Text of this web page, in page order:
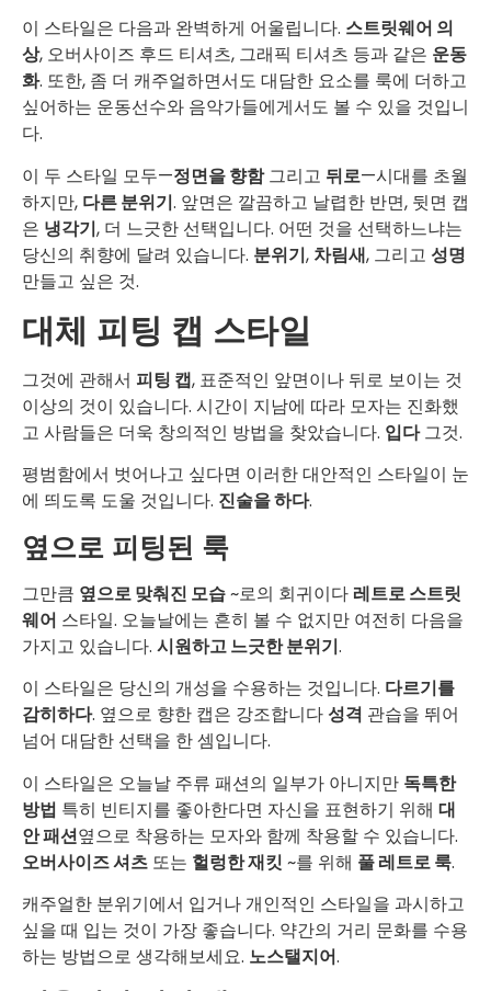
이 스타일은 다음과 완벽하게 어울립니다. 스트릿웨어 의
상, 오버사이즈 후드 티셔츠, 그래픽 티셔츠 등과 같은 운동
화. 또한, 좀 더 캐주얼하면서도 대담한 요소를 룩에 더하고
싶어하는 운동선수와 음악가들에게서도 볼 수 있을 것입니
다.
이 두 스타일 모두—정면을 향함그리고 뒤로—시대를 초월
하지만, 다른 분위기. 앞면은 깔끔하고 날렵한 반면, 뒷면 캡
은 냉각기, 더 느긋한 선택입니다. 어떤 것을 선택하느냐는
당신의 취향에 달려 있습니다. 분위기, 차림새, 그리고 성명
만들고 싶은 것.
대체 피팅 캡 스타일
그것에 관해서 피팅 캡, 표준적인 앞면이나 뒤로 보이는 것
이상의 것이 있습니다. 시간이 지남에 따라 모자는 진화했
고 사람들은 더욱 창의적인 방법을 찾았습니다. 입다그것.
평범함에서 벗어나고 싶다면 이러한 대안적인 스타일이 눈
에 띄도록 도울 것입니다. 진술을 하다.
옆으로 피팅된 룩
그만큼 옆으로 맞춰진 모습~로의 회귀이다 레트로 스트릿
웨어 스타일. 오늘날에는 흔히 볼 수 없지만 여전히 다음을
가지고 있습니다. 시원하고 느긋한 분위기.
이 스타일은 당신의 개성을 수용하는 것입니다. 다르기를
감히하다. 옆으로 향한 캡은 강조합니다 성격 관습을 뛰어
넘어 대담한 선택을 한 셈입니다.
이 스타일은 오늘날 주류 패션의 일부가 아니지만 독특한
방법 특히 빈티지를 좋아한다면 자신을 표현하기 위해 대
안 패션옆으로 착용하는 모자와 함께 착용할 수 있습니다.
오버사이즈 셔츠 또는 헐렁한 재킷 ~를 위해 풀 레트로 룩.
캐주얼한 분위기에서 입거나 개인적인 스타일을 과시하고
싶을 때 입는 것이 가장 좋습니다. 약간의 거리 문화를 수용
하는 방법으로 생각해보세요. 노스탤지어.